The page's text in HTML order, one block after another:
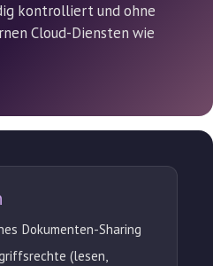
kontrolliert und ohne
Cloud-Diensten wie
Dokumenten-Sharing
(lesen,